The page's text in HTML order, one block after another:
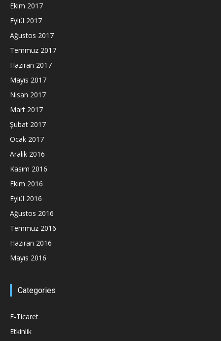
Ekim 2017
Eylül 2017
Ağustos 2017
Temmuz 2017
Haziran 2017
Mayıs 2017
Nisan 2017
Mart 2017
Şubat 2017
Ocak 2017
Aralık 2016
Kasım 2016
Ekim 2016
Eylül 2016
Ağustos 2016
Temmuz 2016
Haziran 2016
Mayıs 2016
Categories
E-Ticaret
Etkinlik